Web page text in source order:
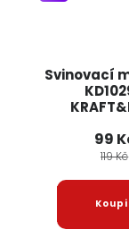
Svinovací
99
119 Kč